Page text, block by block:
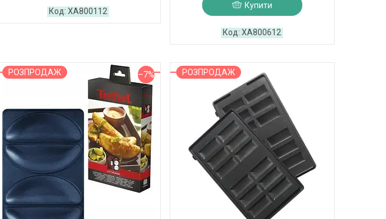
XA800112
Купити
XA800612
РОЗПРОДАЖ –7% РОЗПРОДАЖ